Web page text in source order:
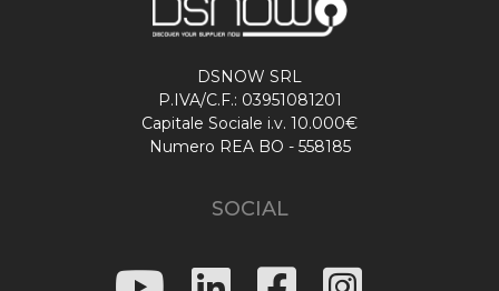
DSNOW SRL
P.IVA/C.F.: 03951081201
Capitale Sociale i.v. 10.000€
Numero REA BO - 558185
SOCIAL